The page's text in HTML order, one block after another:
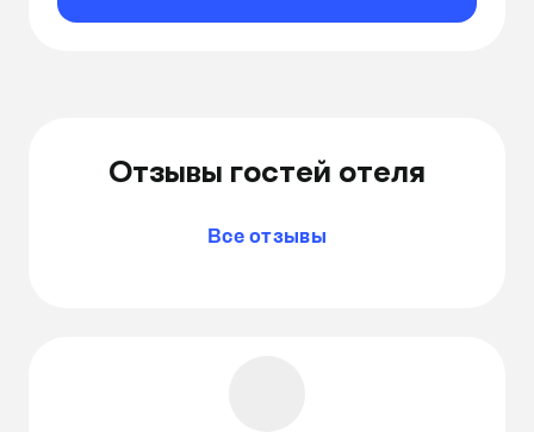
Отзывы гостей отеля
Все отзывы